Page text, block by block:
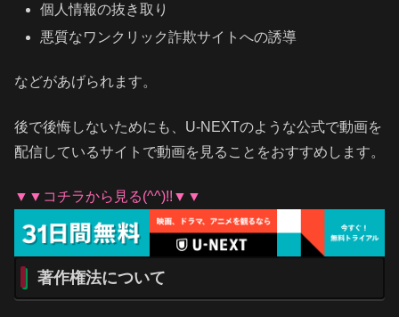
個人情報の抜き取り
悪質なワンクリック詐欺サイトへの誘導
などがあげられます。
後で後悔しないためにも、U-NEXTのような公式で動画を
配信しているサイトで動画を見ることをおすすめします。
▼▼コチラから見る(^^)!!▼▼
著作権法について